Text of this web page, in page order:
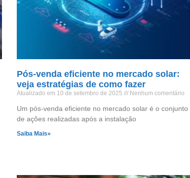
Pós-venda eficiente no mercado solar:
veja estratégias de como fazer
Atualizado em 10 de setembro de 2025 Nenhum comentário
Um pós-venda eficiente no mercado solar é o conjunto
de ações realizadas após a instalação
Saiba Mais»